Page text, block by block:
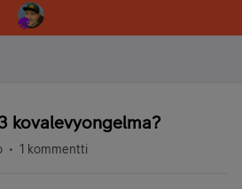
kovalevyongelma?
1 kommentti